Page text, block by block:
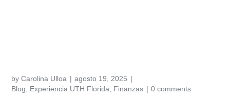
byCarolina Ulloa
agosto 19, 2025
Blog
Experiencia UTH Florida Finanzas 0 comments